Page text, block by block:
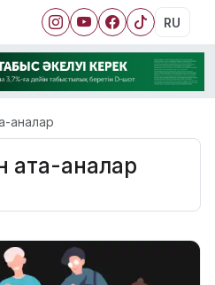
RU
аналар
ата-аналар